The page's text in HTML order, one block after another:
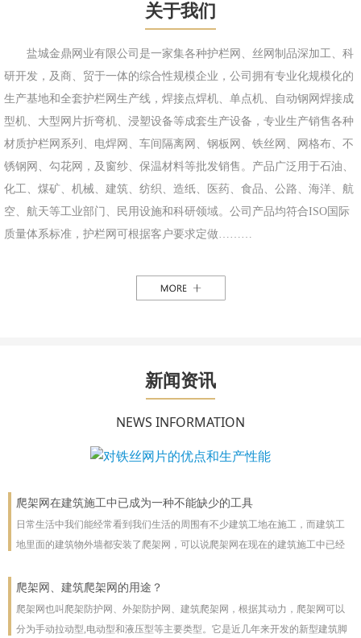
关于我们
盐城金鼎网业有限公司是一家集各种护栏网、丝网制品深加工、科
研开发，及商、贸于一体的综合性规模企业，公司拥有专业化规模化的
生产基地和全套护栏网生产线，焊接点焊机、单点机、自动钢网焊接成
型机、大型网片折弯机、浸塑设备等成套生产设备，专业生产销售各种
材质护栏网系列、电焊网、车间隔离网、钢板网、铁丝网、网格布、不
锈钢网、勾花网，及窗纱、保温材料等批发销售。产品广泛用于石油、
化工、煤矿、机械、建筑、纺织、造纸、医药、食品、公路、海洋、航
空、航天等工业部门、民用设施和科研领域。公司产品均符合ISO国际
质量体系标准，护栏网可根据客户要求定做………
新闻资讯
NEWS INFORMATION
爬架网在建筑施工中已成为一种不能缺少的工具
日常生活中我们能经常看到我们生活的周围有不少建筑工地在施工，而建筑工
地里面的建筑物外墙都安装了爬架网，可以说爬架网在现在的建筑施工中已经
爬架网、建筑爬架网的用途？
爬架网也叫爬架防护网、外架防护网、建筑爬架网，根据其动力，爬架网可以
分为手动拉动型,电动型和液压型等主要类型。它是近几年来开发的新型建筑脚